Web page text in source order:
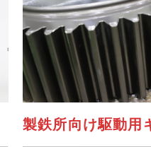
製鉄所向け駆動用